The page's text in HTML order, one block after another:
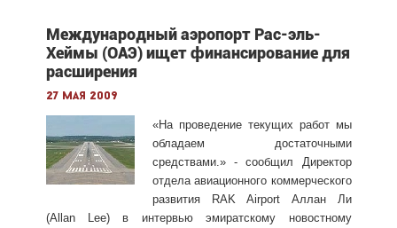
Международный аэропорт Рас-эль-
Хеймы (ОАЭ) ищет финансирование для
расширения
27 мая 2009
«На проведение текущих работ мы
обладаем достаточными
средствами.» - сообщил Директор
отдела авиационного коммерческого
развития RAK Airport Аллан Ли
(Allan Lee) в интервью эмиратскому новостному